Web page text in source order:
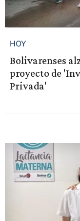
HOY
Bolivarenses
proyecto de
Privada'